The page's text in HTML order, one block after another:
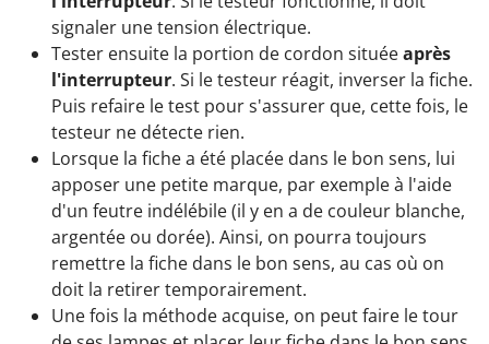
signaler une tension électrique.
Tester ensuite la portion de cordon situéeaprès
l'interrupteur. Si le testeur réagit, inverser la fiche.
Puis refaire le test pour s'assurer que, cette fois, le
testeur ne détecte rien.
Lorsque la fiche a été placée dans le bon sens, lui
apposer une petite marque, par exemple à l'aide
d'un feutre indélébile (il y en a de couleur blanche,
argentée ou dorée). Ainsi, on pourra toujours
remettre la fiche dans le bon sens, au cas où on
doit la retirer temporairement.
Une fois la méthode acquise, on peut faire le tour